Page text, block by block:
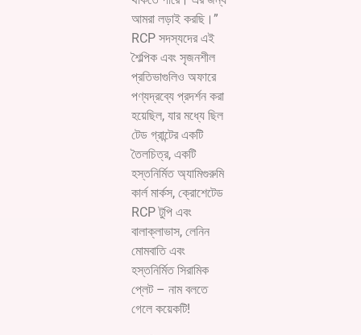
আমরা লড়াই করছি।”
RCP সদস্যদের এই
শৈল্পিক এবং সৃজনশীল
প্রতিভাগুলিও অফারে
পণ্যদ্রব্যে প্রদর্শন করা
হয়েছিল, যার মধ্যে ছিল
টেড গ্রান্টের একটি
তৈলচিত্র, একটি
হস্তনির্মিত অ্যামিগুরুমি
কার্ল মার্কস, ক্রোশেটেড
RCP টুপি এবং
বালাক্লাভাস, লেনিন
মোমবাতি এবং
হস্তনির্মিত সিরামিক
প্লেট – নাম বলতে
গেলে কয়েকটি!